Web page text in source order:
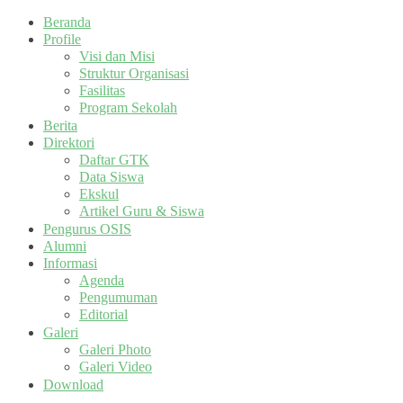
Beranda
Profile
Visi dan Misi
Struktur Organisasi
Fasilitas
Program Sekolah
Berita
Direktori
Daftar GTK
Data Siswa
Ekskul
Artikel Guru & Siswa
Pengurus OSIS
Alumni
Informasi
Agenda
Pengumuman
Editorial
Galeri
Galeri Photo
Galeri Video
Download